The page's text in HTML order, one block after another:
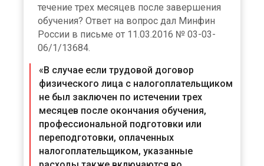
течение трех месяцев после завершения
обучения? Ответ на вопрос дал Минфин
России в письме от 11.03.2016 № 03-03-
06/1/13684.
«В случае если трудовой договор
физического лица с налогоплательщиком
не был заключен по истечении трех
месяцев после окончания обучения,
профессиональной подготовки или
переподготовки, оплаченных
налогоплательщиком, указанные